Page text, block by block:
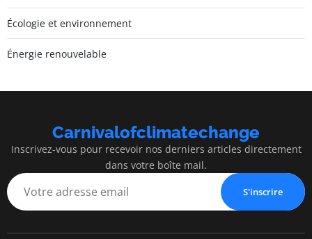
Écologie et environnement
Énergie renouvelable
Carnivalofclimatechange
Inscrivez-vous pour recevoir nos derniers articles directement
dans votre boîte mail.
S'inscrire